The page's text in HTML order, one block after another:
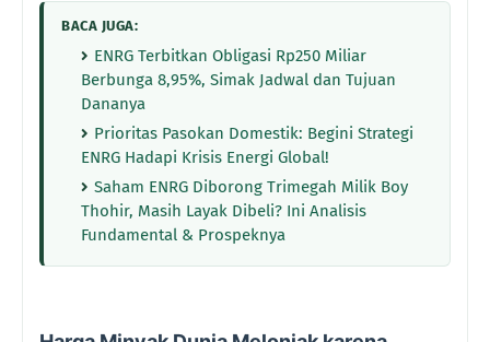
BACA JUGA:
ENRG Terbitkan Obligasi Rp250 Miliar
Berbunga 8,95%, Simak Jadwal dan Tujuan
Dananya
Prioritas Pasokan Domestik: Begini Strategi
ENRG Hadapi Krisis Energi Global!
Saham ENRG Diborong Trimegah Milik Boy
Thohir, Masih Layak Dibeli? Ini Analisis
Fundamental & Prospeknya